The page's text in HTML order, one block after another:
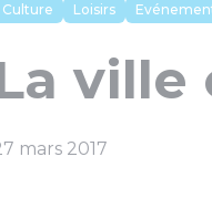
Culture Loisirs
mars 2017